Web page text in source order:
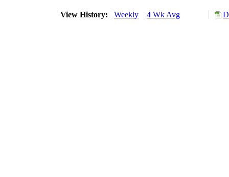
View History: Weekly 4 Wk Avg